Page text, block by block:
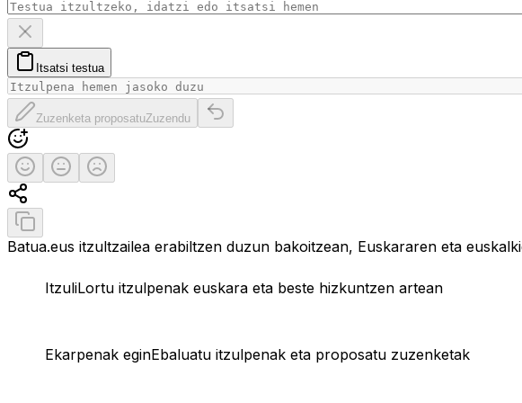
Itsatsi testua
Zuzenketa proposatu
Zuzenketa proposatuZuzendu
Itzulpen originala berrezarri
Ebaluatu itzulpena
Itzulpen onaErdipurdiItzulpen txarra
Partekatu itzulpena
Kopiatu itzulpena
Batua.eus itzultzailea erabiltzen duzun bakoitzean, Euskararen eta
ItzuliLortu itzulpenak euskara eta beste hizkuntzen artean
Ekarpenak eginEbaluatu itzulpenak eta proposatu zuzenketak